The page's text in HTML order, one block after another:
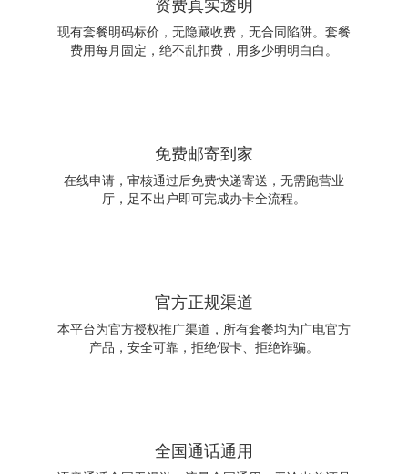
现有套餐明码标价，无隐藏收费，无合同陷阱。套餐
费用每月固定，绝不乱扣费，用多少明明白白。
免费邮寄到家
在线申请，审核通过后免费快递寄送，无需跑营业
厅，足不出户即可完成办卡全流程。
官方正规渠道
本平台为官方授权推广渠道，所有套餐均为广电官方
产品，安全可靠，拒绝假卡、拒绝诈骗。
全国通话通用